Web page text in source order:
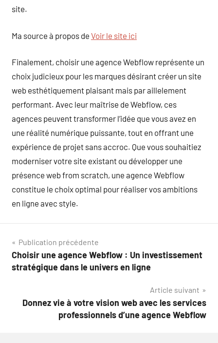
site.
Ma source à propos de Voir le site ici
Finalement, choisir une agence Webflow représente un
choix judicieux pour les marques désirant créer un site
web esthétiquement plaisant mais par aillelement
performant. Avec leur maîtrise de Webflow, ces
agences peuvent transformer l’idée que vous avez en
une réalité numérique puissante, tout en offrant une
expérience de projet sans accroc. Que vous souhaitiez
moderniser votre site existant ou développer une
présence web from scratch, une agence Webflow
constitue le choix optimal pour réaliser vos ambitions
en ligne avec style.
Navigation
de
Publication précédente
Choisir une agence Webflow : Un investissement
stratégique dans le univers en ligne
Article suivant
Donnez vie à votre vision web avec les services
professionnels d’une agence Webflow